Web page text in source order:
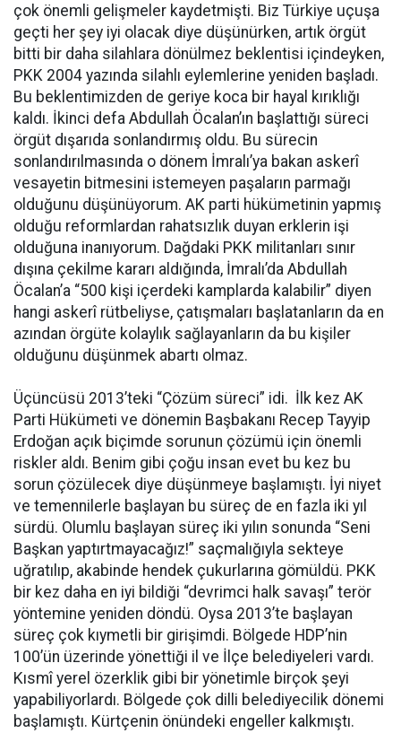
çok önemli gelişmeler kaydetmişti. Biz Türkiye uçuşa
geçti her şey iyi olacak diye düşünürken, artık örgüt
bitti bir daha silahlara dönülmez beklentisi içindeyken,
PKK 2004 yazında silahlı eylemlerine yeniden başladı.
Bu beklentimizden de geriye koca bir hayal kırıklığı
kaldı. İkinci defa Abdullah Öcalan’ın başlattığı süreci
örgüt dışarıda sonlandırmış oldu. Bu sürecin
sonlandırılmasında o dönem İmralı’ya bakan askerî
vesayetin bitmesini istemeyen paşaların parmağı
olduğunu düşünüyorum. AK parti hükümetinin yapmış
olduğu reformlardan rahatsızlık duyan erklerin işi
olduğuna inanıyorum. Dağdaki PKK militanları sınır
dışına çekilme kararı aldığında, İmralı’da Abdullah
Öcalan’a “500 kişi içerdeki kamplarda kalabilir” diyen
hangi askerî rütbeliyse, çatışmaları başlatanların da en
azından örgüte kolaylık sağlayanların da bu kişiler
olduğunu düşünmek abartı olmaz.
Üçüncüsü 2013’teki “Çözüm süreci” idi. İlk kez AK
Parti Hükümeti ve dönemin Başbakanı Recep Tayyip
Erdoğan açık biçimde sorunun çözümü için önemli
riskler aldı. Benim gibi çoğu insan evet bu kez bu
sorun çözülecek diye düşünmeye başlamıştı. İyi niyet
ve temennilerle başlayan bu süreç de en fazla iki yıl
sürdü. Olumlu başlayan süreç iki yılın sonunda “Seni
Başkan yaptırtmayacağız!” saçmalığıyla sekteye
uğratılıp, akabinde hendek çukurlarına gömüldü. PKK
bir kez daha en iyi bildiği “devrimci halk savaşı” terör
yöntemine yeniden döndü. Oysa 2013’te başlayan
süreç çok kıymetli bir girişimdi. Bölgede HDP’nin
100’ün üzerinde yönettiği il ve İlçe belediyeleri vardı.
Kısmî yerel özerklik gibi bir yönetimle birçok şeyi
yapabiliyorlardı. Bölgede çok dilli belediyecilik dönemi
başlamıştı. Kürtçenin önündeki engeller kalkmıştı.